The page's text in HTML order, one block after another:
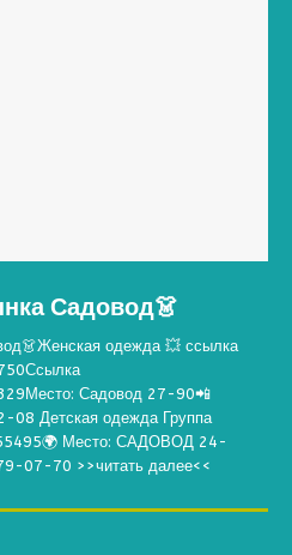
Садовод👗
одежда 💥 ссылка
Садовод 27-90📲
Детская одежда Группа
Место: САДОВОД 24-
07-70 >>читать далее<<